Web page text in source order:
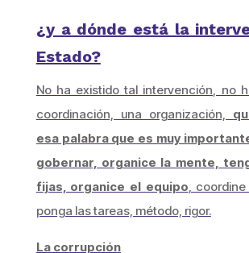
¿y a dónde está la
Estado?
No ha existido tal intervención, no
coordinación, una organización,
esa palabra que es muy
gobernar, organice la mente,
fijas, organice el equipo,
ponga las tareas, método, rigor.
La corrupción